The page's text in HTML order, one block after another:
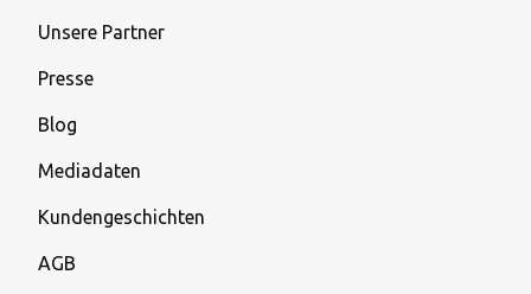
Unsere Partner
Presse
Blog
Mediadaten
Kundengeschichten
AGB